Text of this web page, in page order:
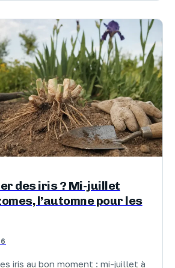
des iris ? Mi-juillet
l’automne pour les
iris au bon moment : mi-juillet à